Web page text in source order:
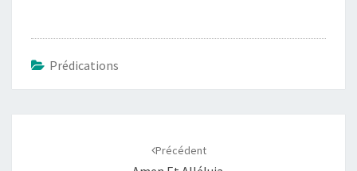
Prédications
Précédent